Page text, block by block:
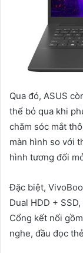
Qua đó, ASUS
thể bỏ qua khi
chăm sóc mắt
màn hình so với
hình tương đối
Đặc biệt,
Dual HDD +
Cổng kết nối
nghe, đầu đọc